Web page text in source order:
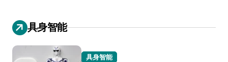
具身智能
具身智能